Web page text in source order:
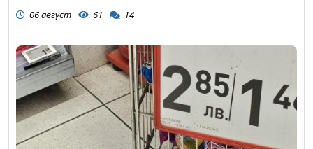
06 август 61 14